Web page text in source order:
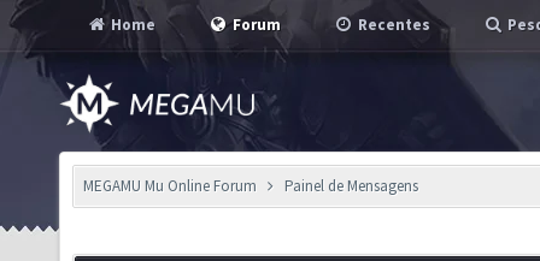
Home Forum Recentes
MEGAMU Mu Online Forum Painel de Mensagens